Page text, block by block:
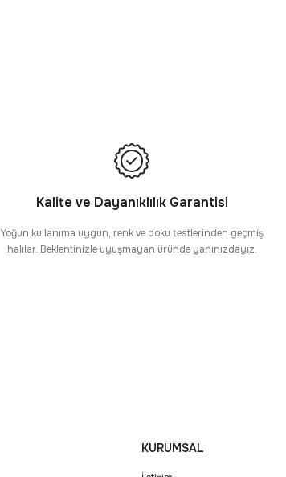
Kalite ve Dayanıklılık Garantisi
Yoğun kullanıma uygun, renk ve doku testlerinden geçmiş
halılar. Beklentinizle uyuşmayan üründe yanınızdayız.
KURUMSAL